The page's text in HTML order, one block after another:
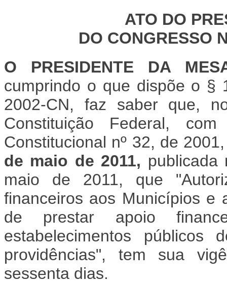
ATO DO
DO CONGRESSO
O PRESIDENTE DA
cumprindo o que dispõe o §
2002-CN, faz saber que,
Constituição Federal,
Constitucional nº 32, de
de maio de 2011,
maio de 2011, que
financeiros aos Municípios e
de prestar apoio
estabelecimentos
providências", tem sua
sessenta dias.